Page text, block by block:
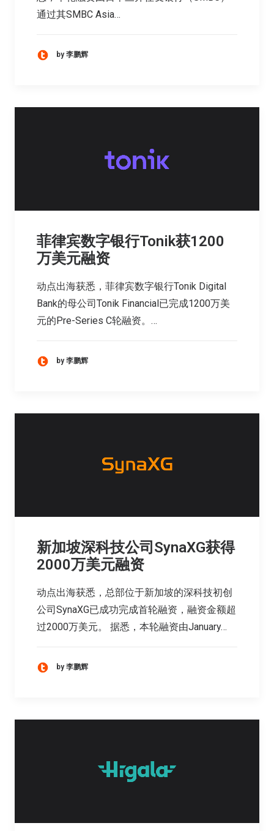
通过其SMBC Asia…
by 李鹏辉
菲律宾数字银行Tonik获1200
万美元融资
动点出海获悉，菲律宾数字银行Tonik Digital
Bank的母公司Tonik Financial已完成1200万美
元的Pre-Series C轮融资。…
by 李鹏辉
新加坡深科技公司SynaXG获得
2000万美元融资
动点出海获悉，总部位于新加坡的深科技初创
公司SynaXG已成功完成首轮融资，融资金额超
过2000万美元。 据悉，本轮融资由January…
by 李鹏辉